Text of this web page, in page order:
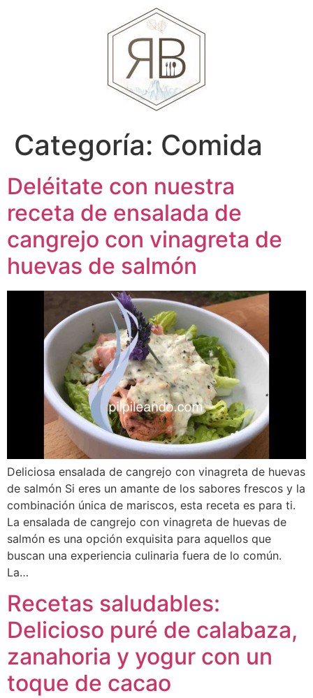
Categoría: Comida
Deléitate con nuestra
receta de ensalada de
cangrejo con vinagreta de
huevas de salmón
Deliciosa ensalada de cangrejo con vinagreta de huevas
de salmón Si eres un amante de los sabores frescos y la
combinación única de mariscos, esta receta es para ti.
La ensalada de cangrejo con vinagreta de huevas de
salmón es una opción exquisita para aquellos que
buscan una experiencia culinaria fuera de lo común.
La…
Recetas saludables:
Delicioso puré de calabaza,
zanahoria y yogur con un
toque de cacao